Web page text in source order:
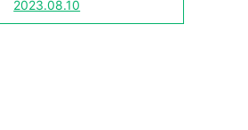
2023.08.10